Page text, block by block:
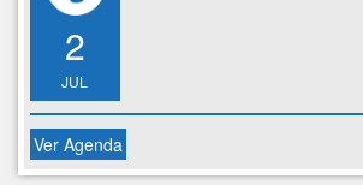
2
JUL
Ver Agenda